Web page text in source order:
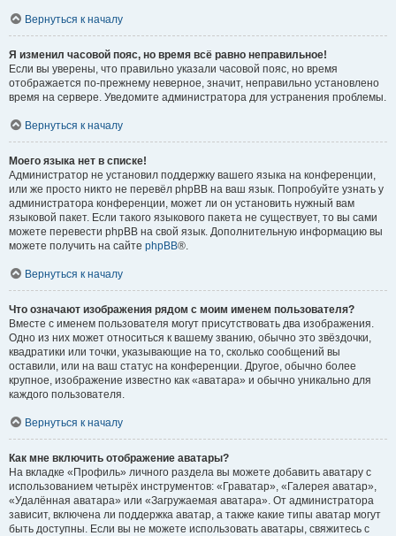
Вернуться к началу
Я изменил часовой пояс, но время всё равно неправильное!
Если вы уверены, что правильно указали часовой пояс, но время
отображается по-прежнему неверное, значит, неправильно установлено
время на сервере. Уведомите администратора для устранения проблемы.
Вернуться к началу
Моего языка нет в списке!
Администратор не установил поддержку вашего языка на конференции,
или же просто никто не перевёл phpBB на ваш язык. Попробуйте узнать у
администратора конференции, может ли он установить нужный вам
языковой пакет. Если такого языкового пакета не существует, то вы сами
можете перевести phpBB на свой язык. Дополнительную информацию вы
можете получить на сайте phpBB®.
Вернуться к началу
Что означают изображения рядом с моим именем пользователя?
Вместе с именем пользователя могут присутствовать два изображения.
Одно из них может относиться к вашему званию, обычно это звёздочки,
квадратики или точки, указывающие на то, сколько сообщений вы
оставили, или на ваш статус на конференции. Другое, обычно более
крупное, изображение известно как «аватара» и обычно уникально для
каждого пользователя.
Вернуться к началу
Как мне включить отображение аватары?
На вкладке «Профиль» личного раздела вы можете добавить аватару с
использованием четырёх инструментов: «Граватар», «Галерея аватар»,
«Удалённая аватара» или «Загружаемая аватара». От администратора
зависит, включена ли поддержка аватар, а также какие типы аватар могут
быть доступны. Если вы не можете использовать аватары, свяжитесь с